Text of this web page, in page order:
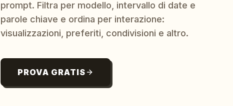
prompt. Filtra per modello, intervallo di date e
parole chiave e ordina per interazione:
visualizzazioni, preferiti, condivisioni e altro.
PROVA GRATIS